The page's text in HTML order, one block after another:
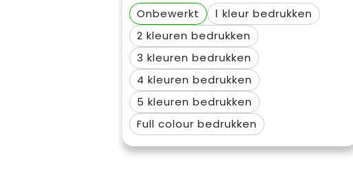
Onbewerkt
1
2
3
4
5
Full colour